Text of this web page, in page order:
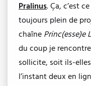
Pralinus. Ça, c’est
toujours plein de
chaîne Princ(esse)e
du coup je
sollicite, soit ils-
l’instant deux en